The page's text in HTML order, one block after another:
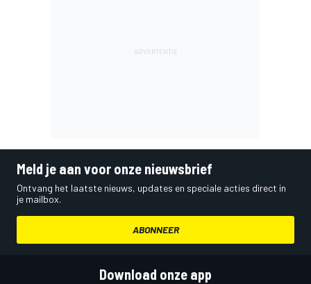
Meld je aan voor onze nieuwsbrief
Ontvang het laatste nieuws, updates en speciale acties direct in
je mailbox.
ABONNEER
Download onze app